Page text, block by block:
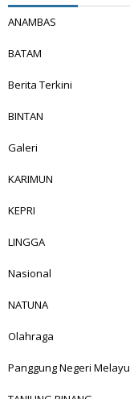
ANAMBAS
BATAM
Berita Terkini
BINTAN
Galeri
KARIMUN
KEPRI
LINGGA
Nasional
NATUNA
Olahraga
Panggung Negeri Melayu